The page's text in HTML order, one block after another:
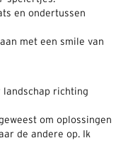
en ondertussen
met een smile van
richting
om oplossingen
de andere op. Ik